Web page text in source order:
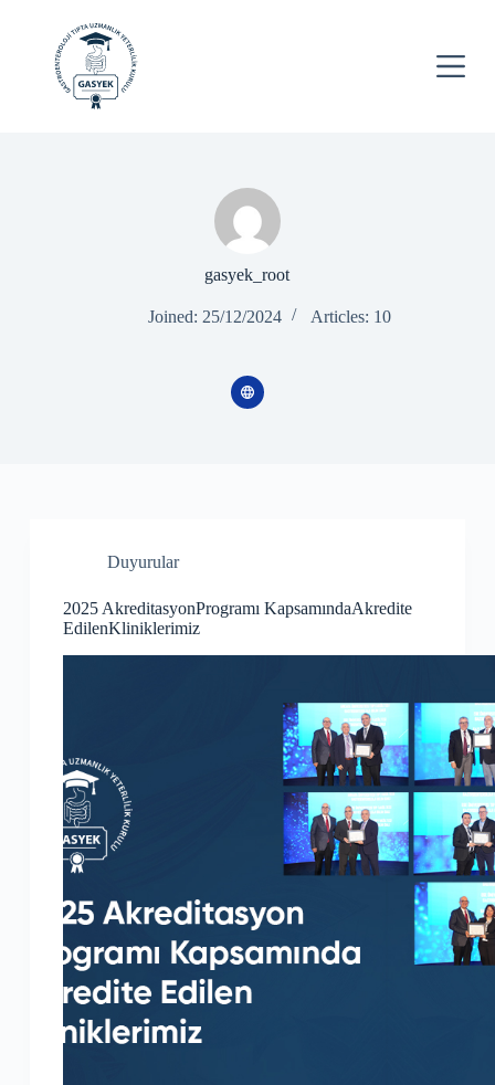
gasyek_root
Joined: 25/12/2024 Articles: 10
Duyurular
2025 AkreditasyonProgramı KapsamındaAkredite
EdilenKliniklerimiz